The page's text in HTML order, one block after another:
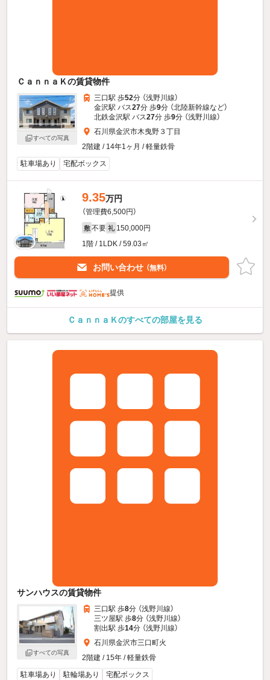
ＣａｎｎａＫの賃貸物件
すべての写真
三口駅 歩52分 （浅野川線）
金沢駅 バス27分 歩9分 （北陸新幹線など）
北鉄金沢駅 バス27分 歩9分 （浅野川線）
石川県金沢市木曳野３丁目
2階建 / 14年1ヶ月 / 軽量鉄骨
駐車場あり
宅配ボックス
9.35万円
（管理費6,500円）
敷 不要 礼 150,000円
1階 / 1LDK / 59.03㎡
お問い合わせ （無料）
提供
ＣａｎｎａＫのすべての部屋を見る
サンハウスの賃貸物件
すべての写真
三口駅 歩8分 （浅野川線）
三ツ屋駅 歩8分 （浅野川線）
割出駅 歩14分 （浅野川線）
石川県金沢市三口町火
2階建 / 15年 / 軽量鉄骨
駐車場あり
駐輪場あり 宅配ボックス